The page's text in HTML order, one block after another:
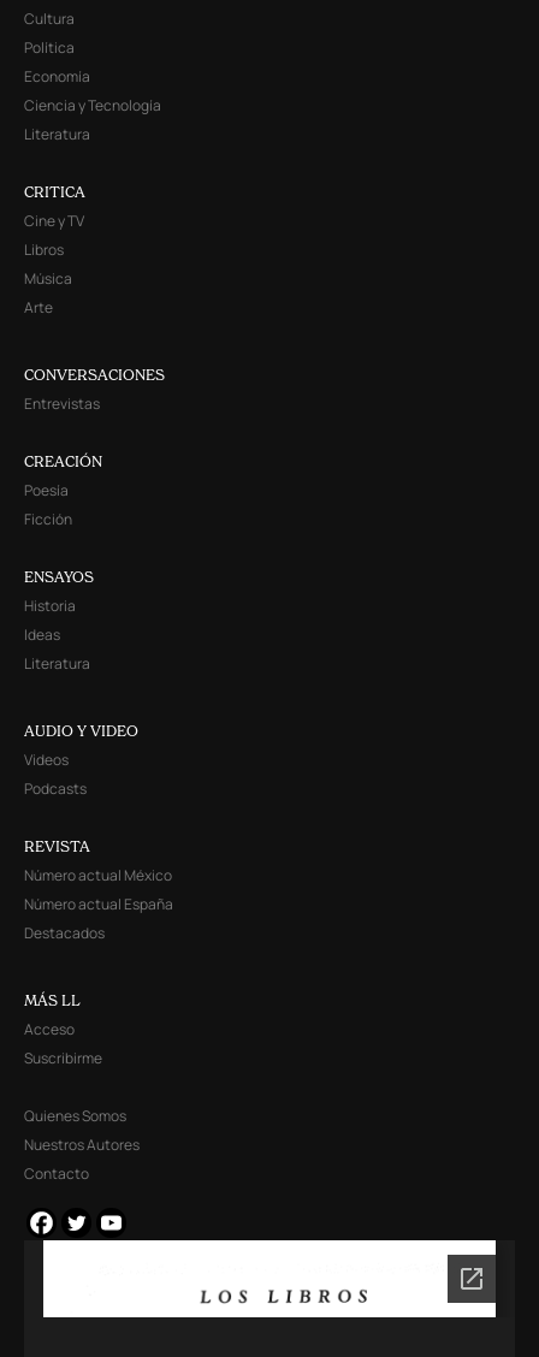
Cultura
Política
Economía
Ciencia y Tecnología
Literatura
CRITICA
Cine y TV
Libros
Música
Arte
CONVERSACIONES
Entrevistas
CREACIÓN
Poesía
Ficción
ENSAYOS
Historia
Ideas
Literatura
AUDIO Y VIDEO
Videos
Podcasts
REVISTA
Número actual México
Número actual España
Destacados
MÁS LL
Acceso
Suscribirme
Quienes Somos
Nuestros Autores
Contacto